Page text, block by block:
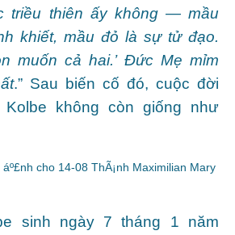
triều thiên ấy không — mầu
khiết, mầu đỏ là sự tử đạo.
muốn cả hai.’ Ðức Mẹ mỉm
.” Sau biến cố đó, cuộc đời
Kolbe không còn giống như
sinh ngày 7 tháng 1 năm